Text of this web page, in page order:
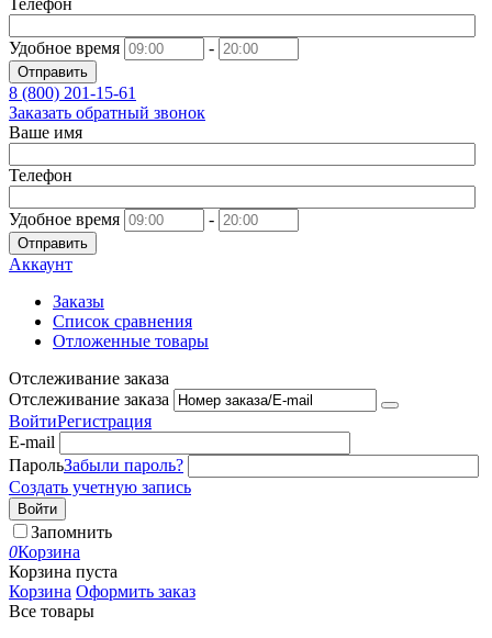
Телефон
Удобное время -
Отправить
8 (800) 201-15-61
Заказать обратный звонок
Ваше имя
Телефон
Удобное время -
Отправить
Аккаунт
Заказы
Список сравнения
Отложенные товары
Отслеживание заказа
Отслеживание заказа
ВойтиРегистрация
E-mail
ПарольЗабыли пароль?
Создать учетную запись
Войти
Запомнить
0Корзина
Корзина пуста
Корзина Оформить заказ
Все товары